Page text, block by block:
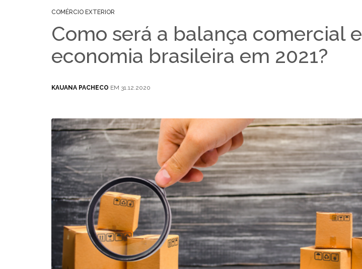
COMÉRCIO EXTERIOR
Como será a balança comercial e
economia brasileira em 2021?
KAUANA PACHECO EM 31.12.2020